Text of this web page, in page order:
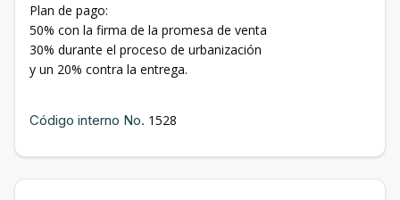
Plan de pago:
50% con la firma de la promesa de venta
30% durante el proceso de urbanización
y un 20% contra la entrega.
Código interno No. 1528